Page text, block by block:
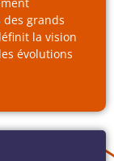
grands
la vision
évolutions